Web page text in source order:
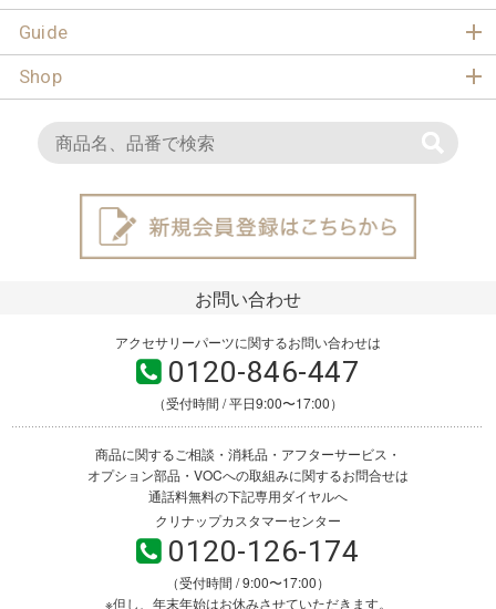
Guide
Shop
お問い合わせ
アクセサリーパーツに関するお問い合わせは
0120-846-447
（受付時間 / 平日9:00〜17:00）
商品に関するご相談・消耗品・アフターサービス・
オプション部品・VOCへの取組みに関するお問合せは
通話料無料の下記専用ダイヤルへ
クリナップカスタマーセンター
0120-126-174
（受付時間 / 9:00〜17:00）
※但し、年末年始はお休みさせていただきます。